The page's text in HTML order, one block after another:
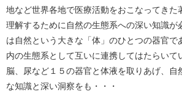
地など世界各地で医療活動をおこなってきた
理解するために自然の生態系への深い知識が
は自然という大きな「体」のひとつの器官で
内の生態系として互いに連携してはたらいて
脳、尿など１５の器官と体液を取りあげ、自
な知識と深い洞察をも・・・